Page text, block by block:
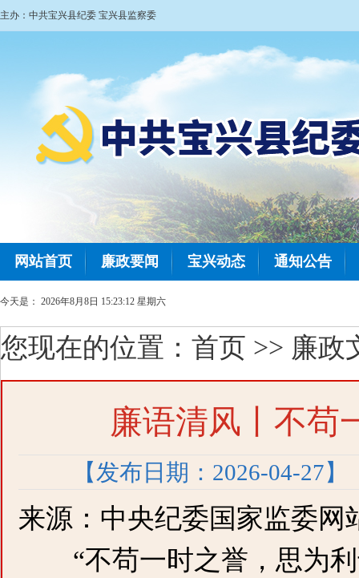
主办：中共宝兴县纪委 宝兴县监察委
网站首页 廉政要闻 宝兴动态 通知公告
今天是： 2026年8月8日 15:23:13 星期六
您现在的位置： 首页 >> 廉政
廉语清风丨不苟
【发布日期：2026-04-27】
来源：中央纪委国家监委网
“不苟一时之誉，思为利